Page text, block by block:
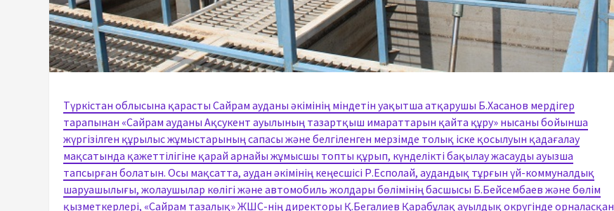
Түркістан облысына қарасты Сайрам ауданы әкімінің міндетін уақытша атқарушы Б.Хасанов мердігер
тарапынан «Сайрам ауданы Ақсукент ауылының тазартқыш имараттарын қайта құру» нысаны бойынша
жүргізілген құрылыс жұмыстарының сапасы және белгіленген мерзімде толық іске қосылуын қадағалау
мақсатында қажеттілігіне қарай арнайы жұмысшы топты құрып, күнделікті бақылау жасауды ауызша
тапсырған болатын. Осы мақсатта, аудан әкімінің кеңесшісі Р.Есполай, аудандық тұрғын үй-коммуналдық
шаруашылығы, жолаушылар көлігі және автомобиль жолдары бөлімінің басшысы Б.Бейсембаев және бөлім
қызметкерлері, «Сайрам тазалық» ЖШС-нің директоры Қ.Бегалиев Қарабұлақ ауылдық округінде орналасқан